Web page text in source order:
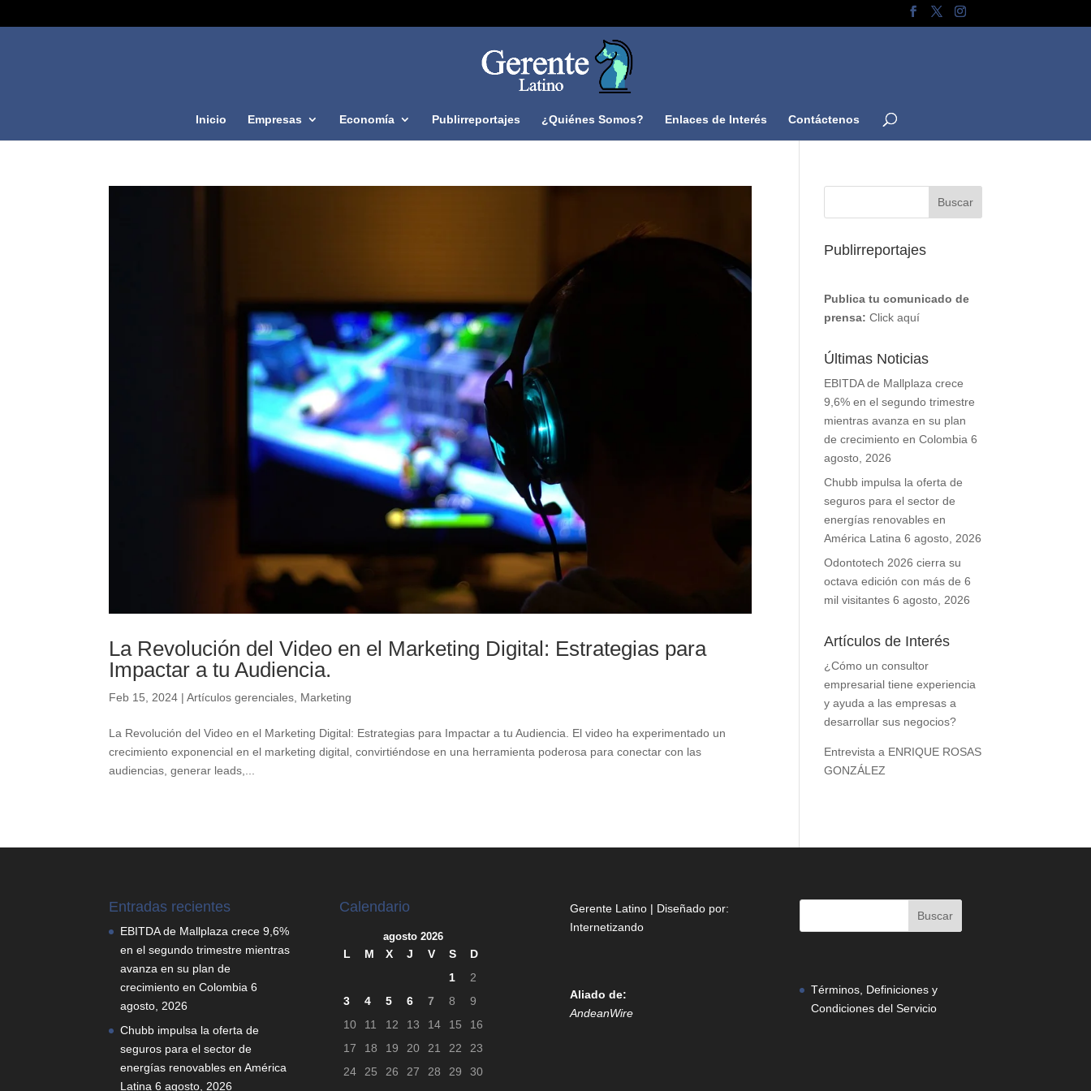
Inicio Empresas Economía Publirreportajes ¿Quiénes Somos? Enlaces de Interés Contáctenos
La Revolución del Video en el Marketing Digital: Estrategias para
Impactar a tu Audiencia.
Feb 15, 2024 |Artículos gerenciales Marketing
La Revolución del Video en el Marketing Digital: Estrategias para Impactar a tu Audiencia. El video ha experimentado un
crecimiento exponencial en el marketing digital, convirtiéndose en una herramienta poderosa para conectar con las
audiencias, generar leads,...
Publirreportajes
Publica tu comunicado de
prensa: Click aquí
Últimas Noticias
EBITDA de Mallplaza crece
9,6% en el segundo trimestre
mientras avanza en su plan
de crecimiento en Colombia 6
agosto, 2026
Chubb impulsa la oferta de
seguros para el sector de
energías renovables en
América Latina 6 agosto, 2026
Odontotech 2026 cierra su
octava edición con más de 6
mil visitantes 6 agosto, 2026
Artículos de Interés
¿Cómo un consultor
empresarial tiene experiencia
y ayuda a las empresas a
desarrollar sus negocios?
Entrevista a ENRIQUE ROSAS
GONZÁLEZ
Entradas recientes
EBITDA de Mallplaza crece 9,6%
en el segundo trimestre mientras
avanza en su plan de
crecimiento en Colombia 6
agosto, 2026
Chubb impulsa la oferta de
seguros para el sector de
energías renovables en América
Latina 6 agosto, 2026
Calendario
agosto 2026
L M X J V S
D
1
2
3
4 5 6 7 8
9
10
11 12 13 14 15
16
17
18 19 20 21 22
23
24
25 26 27 28 29
30
Gerente Latino | Diseñado por:
Internetizando
Aliado de:
AndeanWire
Términos, Definiciones y
Condiciones del Servicio